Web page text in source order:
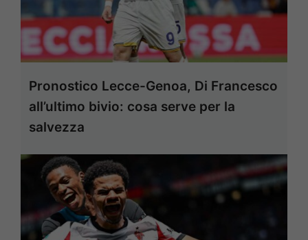
Pronostico Lecce-Genoa, Di Francesco
all’ultimo bivio: cosa serve per la
salvezza